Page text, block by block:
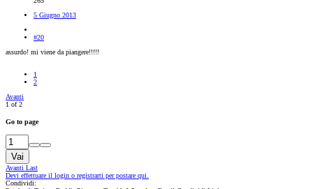
5 Giugno 2013
#20
assurdo! mi viene da piangere!!!!!
1
2
Avanti
1 of 2
Go to page
Vai
Avanti Last
Devi effettuare il login o registrarti per postare qui.
Condividi: